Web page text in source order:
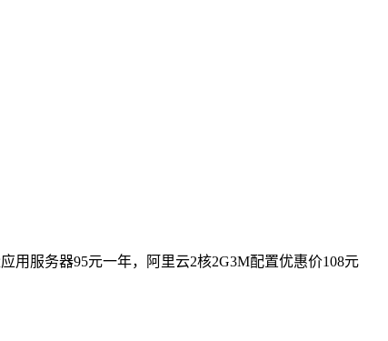
用服务器95元一年，阿里云2核2G3M配置优惠价108元